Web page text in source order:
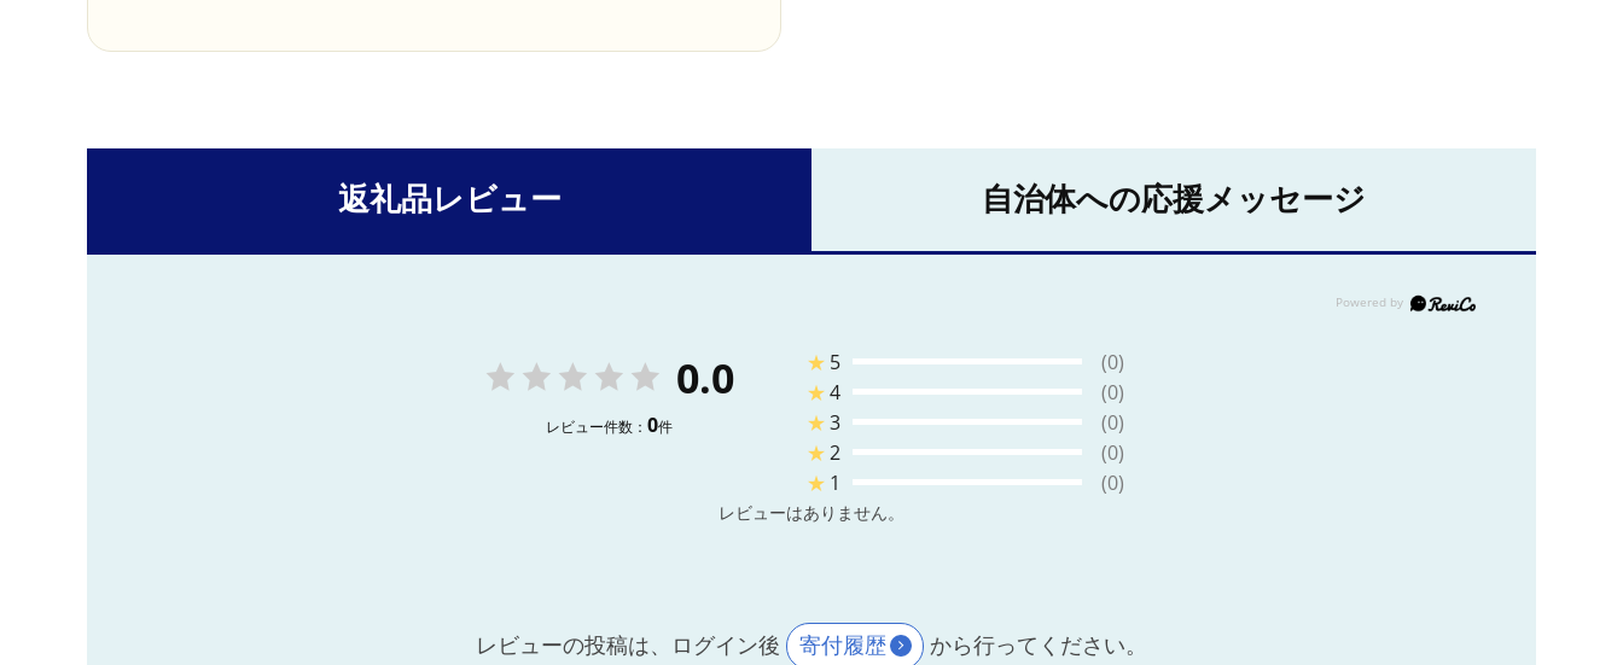
返礼品レビュー 自治体への応援メッセージ
0.0
レビュー件数： 0件
★ 5
(0)
★4
(0)
★3
(0)
★2
(0)
★ 1 (0)
レビューはありません。
レビューの投稿は、ログイン後 寄付履歴 から行ってください。